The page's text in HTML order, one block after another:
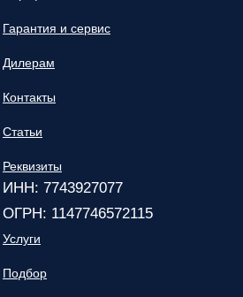
Гарантия и сервис
Дилерам
Контакты
Статьи
Реквизиты
ИНН: 7743927077
ОГРН: 1147746572115
Услуги
Подбор